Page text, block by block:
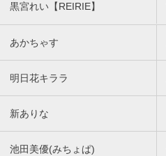
黒宮れい【REIRIE】
あかちゃす
明日花キララ
新ありな
池田美優(みちょぱ)